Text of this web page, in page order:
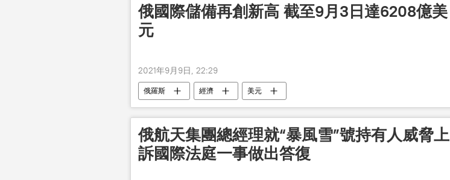
俄國際儲備再創新高 截至9月3日達6208億美
元
2021年9月9日, 22:29
俄羅斯 經濟 美元
俄航天集團總經理就“暴風雪”號持有人威脅上
訴國際法庭一事做出答復